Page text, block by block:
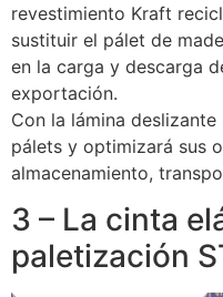
revestimiento Kraft
sustituir el pálet de
en la carga y descarga
exportación.
Con la lámina deslizante
pálets y optimizará sus
almacenamiento,
3 – La cinta
paletización